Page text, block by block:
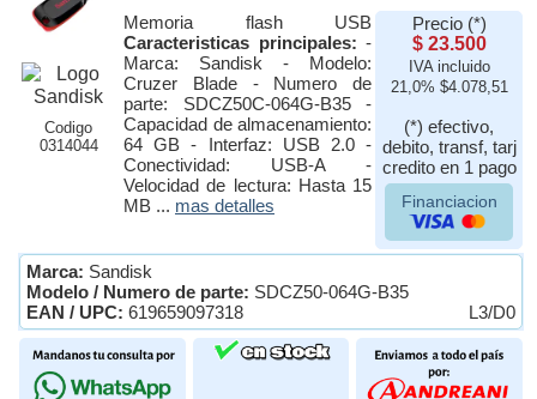
Codigo
0314044
Memoria flash USB
Caracteristicas principales: -
Marca: Sandisk - Modelo:
Cruzer Blade - Numero de
parte: SDCZ50C-064G-B35 -
Capacidad de almacenamiento:
64 GB - Interfaz: USB 2.0 -
Conectividad: USB-A -
Velocidad de lectura: Hasta 15
MB ... mas detalles
Precio (*)
$ 23.500
IVA incluido
21,0% $4.078,51
(*) efectivo,
debito, transf, tarj
credito en 1 pago
Financiacion
Marca: Sandisk
Modelo / Numero de parte: SDCZ50-064G-B35
EAN / UPC: 619659097318 L3/D0